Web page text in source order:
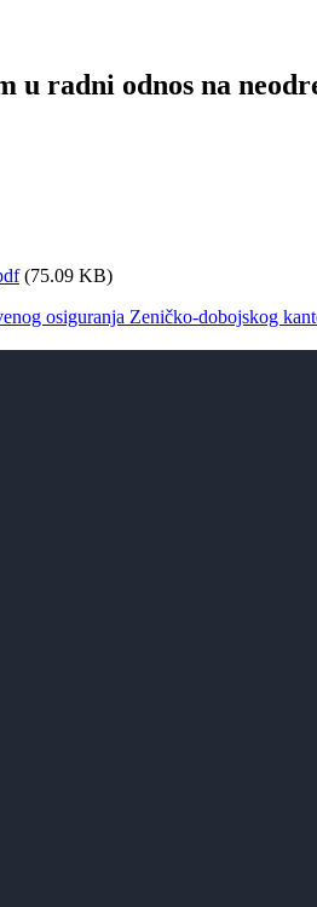
u radni odnos na
(75.09 KB)
osiguranja Zeničko-dobojskog